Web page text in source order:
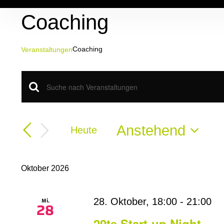
springenCoaching
VeranstaltungenCoaching
Veranstaltungen
Veranstaltungen
Suche
und
Ansichten,
Navigation
Bitte
Schlüsselwort
Suche
nach
Heute
Anstehend
Oktober 2026
Mi.
28 28. Oktober, 18:00 - 21:00